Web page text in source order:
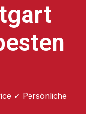
✓ Persönliche